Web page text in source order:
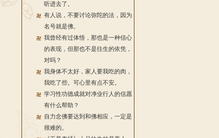
听进去了。
有人说，不要讨论弥陀的法，因为
名号就是佛。
我曾经有过体悟，那也是一种信心
的表现，但那也不是往生的依凭，
对吗？
我身体不太好，家人要我吃的肉，
我吃了些。可心里有点不安。
学习性功德成就对净业行人的信愿
有什么帮助？
自力念佛要达到和佛相应，一定是
很难的。